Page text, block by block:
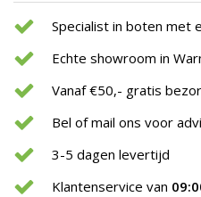
Specialist in boten met
Echte showroom in
Vanaf €50,- gratis
Bel of mail ons voor
3-5 dagen levertijd
Klantenservice van